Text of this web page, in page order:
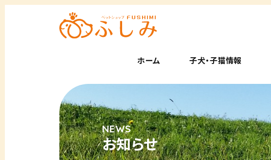
ホーム 子犬・子猫情報
お知らせ